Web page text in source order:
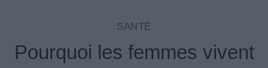
SANTÉ
Pourquoi les femmes vivent